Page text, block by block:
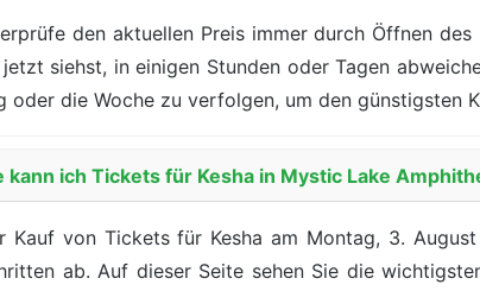
den aktuellen Preis immer durch Öffnen
siehst, in einigen Stunden oder Tagen
oder die Woche zu verfolgen, um den günstigsten
kann ich Tickets für Kesha in Mystic Lake
Kauf von Tickets für Kesha am Montag, 3.
ab. Auf dieser Seite sehen Sie die